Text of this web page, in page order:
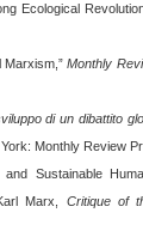
Ecological
Marxism,”Monthly
di un dibattito
Monthly Review
Sustainable
Marx, Critique of